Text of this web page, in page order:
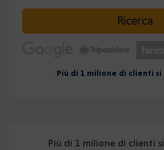
Ricerca
Più di 1 milione di clienti
Più di 1 milione di clienti